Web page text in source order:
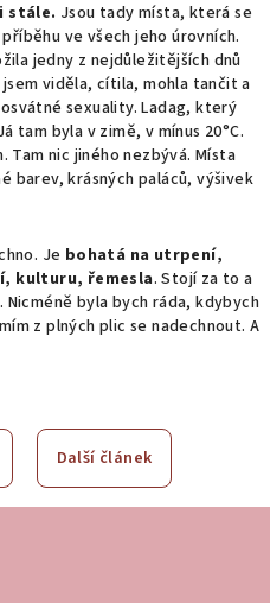
stále. Jsou tady místa, která se
ve všech jeho úrovních.
jedny z nejdůležitějších dnů
viděla, cítila, mohla tančit a
sexuality. Ladag, který
tam byla v zimě, v mínus 20°C.
Tam nic jiného nezbývá. Místa
barev, krásných paláců, výšivek
Je bohatá na utrpení,
kulturu, řemesla. Stojí za to a
byla bych ráda, kdybych
z plných plic se nadechnout. A
Další článek